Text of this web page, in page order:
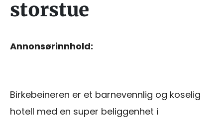
storstue
Annonsørinnhold:
Birkebeineren er et barnevennlig og koselig
hotell med en super beliggenhet i